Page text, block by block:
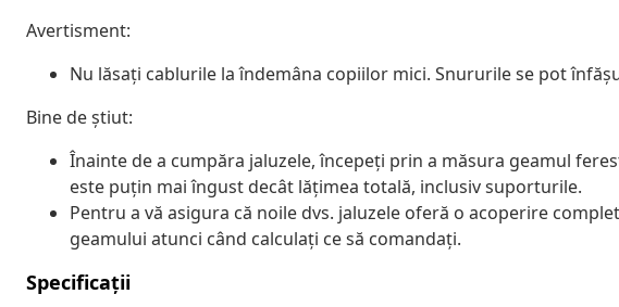
Avertisment:
Nu lăsați cablurile la îndemâna copiilor mici. Snururile se pot
Bine de știut:
Înainte de a cumpăra jaluzele, începeți prin a măsura geamul
este puțin mai îngust decât lățimea totală, inclusiv suporturile.
Pentru a vă asigura că noile dvs. jaluzele oferă o acoperire
geamului atunci când calculați ce să comandați.
Specificații